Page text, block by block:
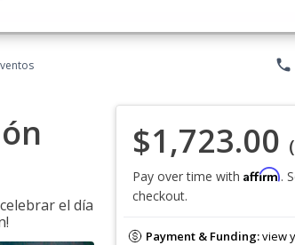
phone
el día
$1,723.00
Pay over time with Affirm.
checkout.
Payment & Funding:view